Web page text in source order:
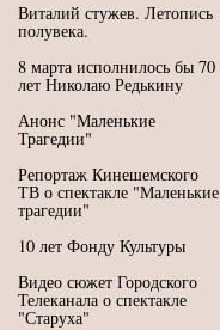
Виталий стужев. Летопись
полувека.
8 марта исполнилось бы 70
лет Николаю Редькину
Анонс "Маленькие
Трагедии"
Репортаж Кинешемского
ТВ о спектакле "Маленькие
трагедии"
10 лет Фонду Культуры
Видео сюжет Городского
Телеканала о спектакле
"Старуха"